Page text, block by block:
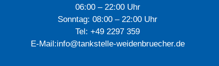
06:00 – 22:00 Uhr
Sonntag: 08:00 – 22:00 Uhr
Tel: +49 2297 359
E-Mail:info@tankstelle-weidenbruecher.de